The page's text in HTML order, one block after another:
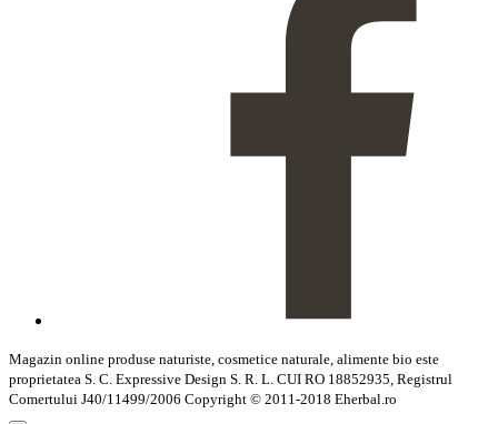
Magazin online produse naturiste, cosmetice naturale, alimente bio este
proprietatea S. C. Expressive Design S. R. L. CUI RO 18852935, Registrul
Comertului J40/11499/2006 Copyright © 2011-2018 Eherbal.ro